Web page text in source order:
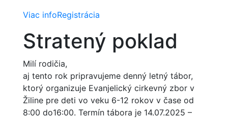
Viac infoRegistrácia
Stratený poklad
Milí rodičia,
aj tento rok pripravujeme denný letný tábor,
ktorý organizuje Evanjelický cirkevný zbor v
Žiline pre deti vo veku 6-12 rokov v čase od
8:00 do16:00. Termín tábora je 14.07.2025 –